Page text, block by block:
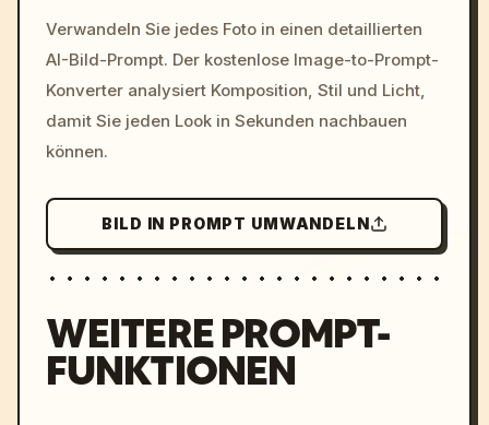
c, cyberpunk sunset, neon
colors, 8k --v 6.0
Verwandeln Sie jedes Foto in einen detaillierten
AI-Bild-Prompt. Der kostenlose Image-to-Prompt-
Konverter analysiert Komposition, Stil und Licht,
damit Sie jeden Look in Sekunden nachbauen
können.
BILD IN PROMPT UMWANDELN
WEITERE PROMPT-
FUNKTIONEN